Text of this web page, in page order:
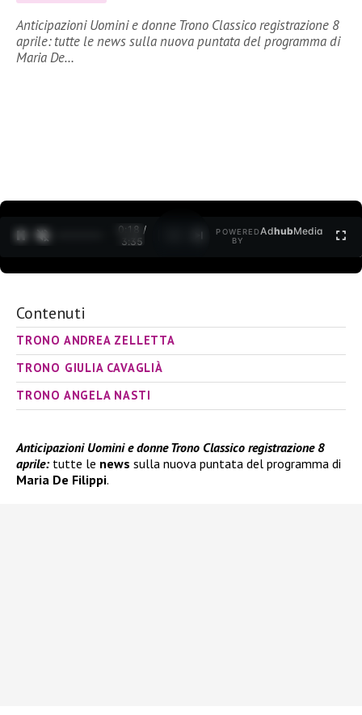
Anticipazioni Uomini e donne Trono Classico registrazione 8
aprile: tutte le news sulla nuova puntata del programma di
Maria De…
0:18 /
3:35
POWERED
BY
AdhubMedia
Contenuti
TRONO ANDREA ZELLETTA
TRONO GIULIA CAVAGLIÀ
TRONO ANGELA NASTI
Anticipazioni Uomini e donne Trono Classico registrazione 8
aprile:tutte le news sulla nuova puntata del programma di
Maria De Filippi.